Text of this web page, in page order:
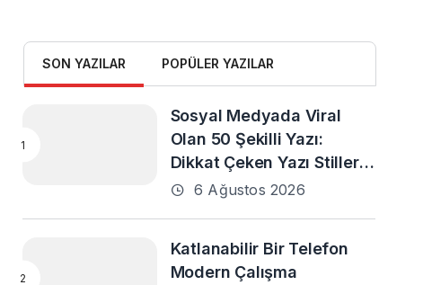
SON YAZILAR POPÜLER YAZILAR
Sosyal Medyada Viral
Olan 50 Şekilli Yazı:
Dikkat Çeken Yazı Stilleri
ve En Popüler Örnekler
6 Ağustos 2026
Katlanabilir Bir Telefon
Modern Çalışma